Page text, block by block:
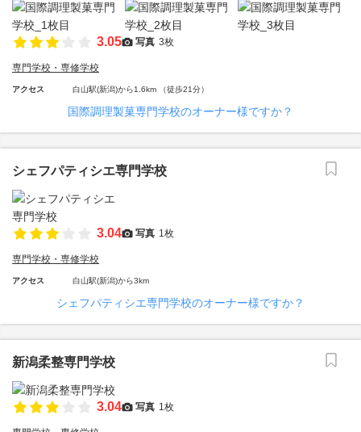
3.05 写真 3枚
専門学校・専修学校
アクセス 白山駅(新潟)から1.6km （徒歩21分）
国際調理製菓専門学校のオーナー様ですか？
シェフパティシエ専門学校
3.04 写真 1枚
専門学校・専修学校
アクセス 白山駅(新潟)から3km
シェフパティシエ専門学校のオーナー様ですか？
新潟柔整専門学校
3.04 写真 1枚